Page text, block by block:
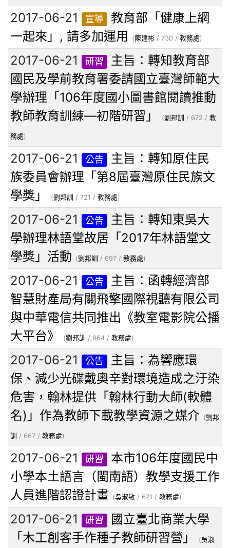
2017-06-21 宣導
教育部「健康上網
一起來」, 請多加運用
(陳建彬 / 730 / 教務處)
2017-06-21 研習
主旨：轉知教育部
國民及學前教育署委請國立臺灣師範大
學辦理「106年度國小圖書館閱讀推動
教師教育訓練—初階研習」
(劉邦訓 / 672 / 教
務處)
2017-06-21 公告
主旨：轉知原住民
族委員會辦理「第8屆臺灣原住民族文
學獎」
(劉邦訓 / 721 / 教務處)
2017-06-21 公告
主旨：轉知東吳大
學辦理林語堂故居「2017年林語堂文
學獎」活動 (劉邦訓 / 697 / 教務處)
2017-06-21 公告
主旨：函轉經濟部
智慧財產局有關飛擎國際視聽有限公司
與中華電信共同推出《教室電影院公播
大平台》
(劉邦訓 / 664 / 教務處)
2017-06-21 公告
主旨：為響應環
保、減少光碟戴奧辛對環境造成之汙染
危害，翰林提供「翰林行動大師(軟體
名)」作為教師下載教學資源之媒介 (劉邦
訓 / 667 / 教務處)
2017-06-21 研習
本市106年度國民中
小學本土語言（閩南語）教學支援工作
人員進階認證計畫 (吳淑敏 / 671 / 教務處)
2017-06-21 研習
國立臺北商業大學
「木工創客手作種子教師研習營」
(吳淑